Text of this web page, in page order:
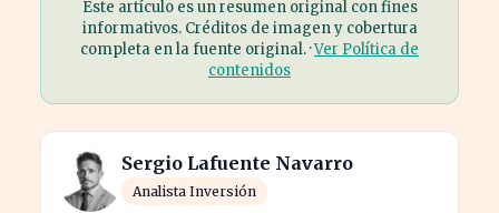
Este artículo es un resumen original con fines
informativos. Créditos de imagen y cobertura
completa en la fuente original. ·Ver Política de
contenidos
Sergio Lafuente Navarro
Analista Inversión